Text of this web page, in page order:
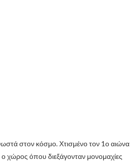
στον κόσμο. Χτισμένο τον 1ο αιώνα
χώρος όπου διεξάγονταν μονομαχίες